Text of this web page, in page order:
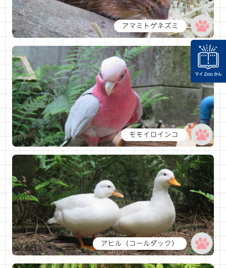
アマミトゲネズミ
モモイロインコ
アヒル（コールダック）